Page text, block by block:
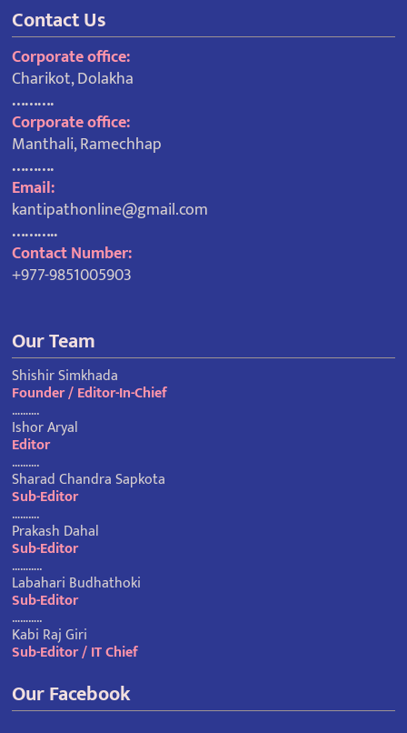
Contact Us
Corporate office:
Charikot, Dolakha
……….
Corporate office:
Manthali, Ramechhap
……….
Email:
kantipathonline@gmail.com
………..
Contact Number:
+977-9851005903
Our Team
Shishir Simkhada
Founder / Editor-In-Chief
……….
Ishor Aryal
Editor
……….
Sharad Chandra Sapkota
Sub-Editor
……….
Prakash Dahal
Sub-Editor
………..
Labahari Budhathoki
Sub-Editor
………..
Kabi Raj Giri
Sub-Editor / IT Chief
Our Facebook